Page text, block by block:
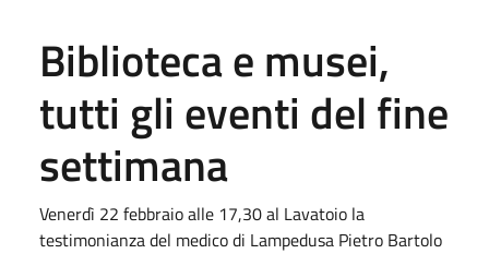
Biblioteca e musei,
tutti gli eventi del fine
settimana
Venerdì 22 febbraio alle 17,30 al Lavatoio la
testimonianza del medico di Lampedusa Pietro Bartolo